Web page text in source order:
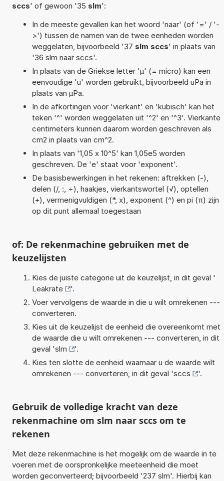
sccs' of gewoon '35 slm':
In de meeste gevallen kan het woord 'naar' (of '=' / '-
>') tussen de namen van de twee eenheden worden
weggelaten, bijvoorbeeld '37 slm sccs' in plaats van
'36 slm naar sccs'.
In plaats van de Griekse letter 'µ' (= micro) kan een
eenvoudige 'u' worden gebruikt, bijvoorbeeld uPa in
plaats van µPa.
In de afkortingen voor 'vierkant' en 'kubisch' kan het
teken '^' worden weggelaten uit '^2' en '^3'. Vierkante
centimeters kunnen daarom worden geschreven als
cm2 in plaats van cm^2.
In plaats van '1,05 x 10^5' kan 1,05e5 worden
geschreven. De 'e' staat voor 'exponent'.
De basisbewerkingen in het rekenen: aftrekken (-),
delen (/, :, ÷), haakjes, vierkantswortel (√), optellen
(+), vermenigvuldigen (*, x), exponent (^) en pi (π) zijn
op dit punt allemaal toegestaan
of: De rekenmachine gebruiken met de
keuzelijsten
Kies de juiste categorie uit de keuzelijst, in dit geval '
Leakrate
'.
Voer vervolgens de waarde in die u wilt omrekenen ---
converteren.
Kies uit de keuzelijst de eenheid die overeenkomt met
de waarde die u wilt omrekenen --- converteren, in dit
geval 'slm
'.
Kies ten slotte de eenheid waarnaar u de waarde wilt
omrekenen --- converteren, in dit geval 'sccs '.
Gebruik de volledige kracht van deze
rekenmachine om slm naar sccs om te
rekenen
Met deze rekenmachine is het mogelijk om de waarde in te
voeren met de oorspronkelijke meeteenheid die moet
worden geconverteerd; bijvoorbeeld '237 slm'. Hierbij kan